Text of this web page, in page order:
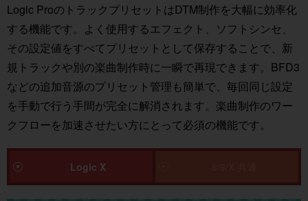
Logic ProのトラックプリセットはDTM制作を大幅に効率化
する機能です。よく使用するエフェクト、ソフトシンセ、
その設定値をすべてプリセットとして保存することで、新
規トラックや別の楽曲制作時に一瞬で再現できます。BFD3
などの追加音源のプリセット管理も簡単で、毎回同じ設定
を手動で行う手間が完全に解消されます。楽曲制作のワー
クフローを加速させたい方にとって必須の機能です。
Logic X